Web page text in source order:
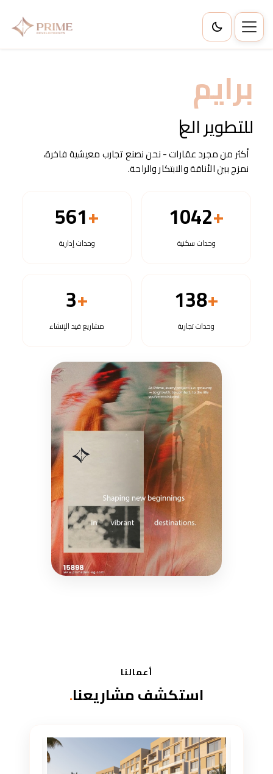
برايم
كيان
أكثر من مجرد عقارات - نحن نصنع تجارب معيشية فاخرة،
نمزج بين الأناقة والابتكار والراحة.
1042+
وحداتسكنية
561+
وحداتإدارية
138+
وحداتتجارية
3+
مشاريعقيد الإنشاء
أعمالنا
استكشف مشاريعنا.